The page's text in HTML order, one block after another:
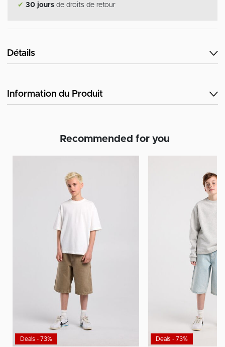
✔ 30 jours de droits de retour
Détails
Information du Produit
Recommended for you
Deals - 73% Deals - 73%